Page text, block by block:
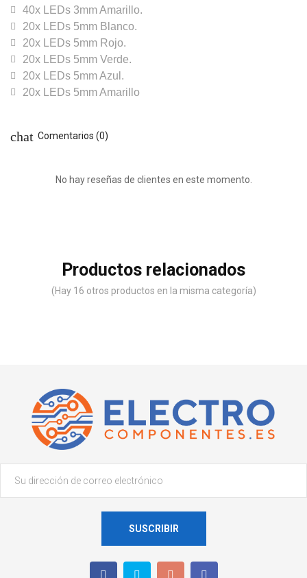
40x LEDs 3mm Amarillo.
20x LEDs 5mm Blanco.
20x LEDs 5mm Rojo.
20x LEDs 5mm Verde.
20x LEDs 5mm Azul.
20x LEDs 5mm Amarillo
chat Comentarios (0)
No hay reseñas de clientes en este momento.
Productos relacionados
(Hay 16 otros productos en la misma categoría)
SUSCRIBIR